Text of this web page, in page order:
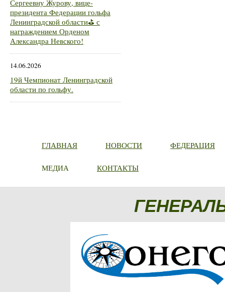
Сергеевну Журову, вице-
президента Федерации гольфа
Ленинградской области⛳ с
награждением Орденом
Александра Невского!
14.06.2026
19й Чемпионат Ленинградской
области по гольфу.
ГЛАВНАЯ НОВОСТИ ФЕДЕРАЦИЯ
МЕДИА КОНТАКТЫ